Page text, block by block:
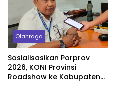
Olahraga
Sosialisasikan Porprov
2026, KONI Provinsi
Roadshow ke Kabupaten